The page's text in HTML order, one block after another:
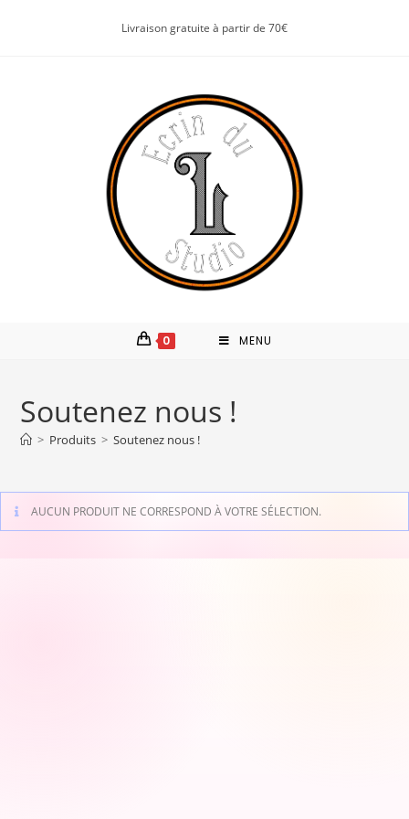
Livraison gratuite à partir de 70€
0 MENU
Soutenez nous !
> Produits > Soutenez nous !
AUCUN PRODUIT NE CORRESPOND À VOTRE SÉLECTION.